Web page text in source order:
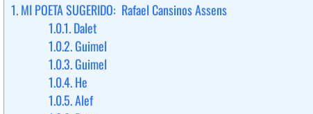
1.MI POETA SUGERIDO: Rafael Cansinos Assens
1.0.1.Dalet
1.0.2.Guimel
1.0.3.Guimel
1.0.4.He
1.0.5.Alef